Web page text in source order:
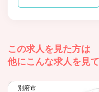
この求人を見た方は
他にこんな求人を見
別府市